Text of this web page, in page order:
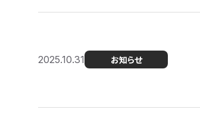
2025.10.31 お知らせ